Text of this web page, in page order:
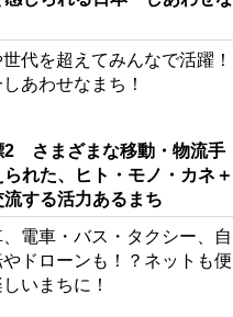
代を超えてみんなで活躍！
あわせなまち！
2 さまざまな移動・物流手
れた、ヒト・モノ・カネ＋
する活力あるまち
、電車・バス・タクシー、自
ドローンも！？ネットも便
いまちに！